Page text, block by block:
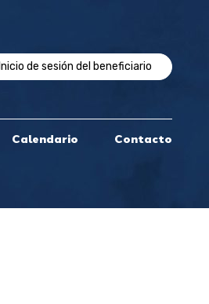
Inicio de sesión del beneficiario
Calendario Contacto